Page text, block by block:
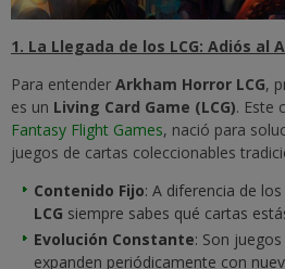
1. La Llegada de los LCG: Adiós al
Para entender Arkham Horror LCG,
es un Living Card Game (LCG). Este
Fantasy Flight Games, nació para
juegos de cartas coleccionables
Contenido Fijo: A diferencia de
LCG siempre sabes qué cartas
Evolución Constante: Son
expanden periódicamente con